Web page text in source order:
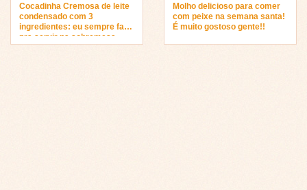
Cocadinha Cremosa de leite
condensado com 3
ingredientes: eu sempre faço
pra servir na sobremesa…
Molho delicioso para comer
com peixe na semana santa!
É muito gostoso gente!!